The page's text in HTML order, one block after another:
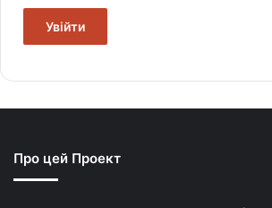
Увійти
Про цей Проект